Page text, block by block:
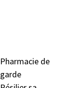
Pharmacie de
garde